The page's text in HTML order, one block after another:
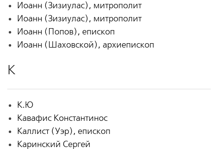
Иоанн (Зизиулас), митрополит
Иоанн (Зизиулас), митрополит
Иоанн (Попов), епископ
Иоанн (Шаховской), архиепископ
К
К.Ю
Кавафис Константинос
Каллист (Уэр), епископ
Каринский Сергей